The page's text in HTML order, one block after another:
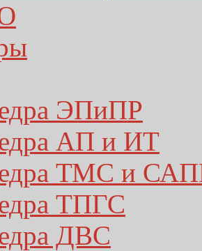
ЭПиПР
АП и ИТ
ТМС и
ТПГС
ДВС